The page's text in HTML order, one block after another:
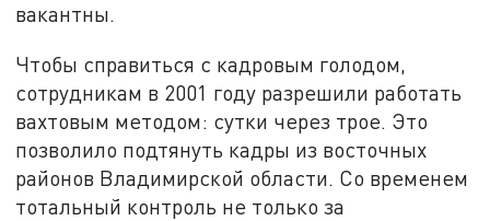
вакантны.
Чтобы справиться с кадровым голодом,
сотрудникам в 2001 году разрешили работать
вахтовым методом: сутки через трое. Это
позволило подтянуть кадры из восточных
районов Владимирской области. Со временем
тотальный контроль не только за